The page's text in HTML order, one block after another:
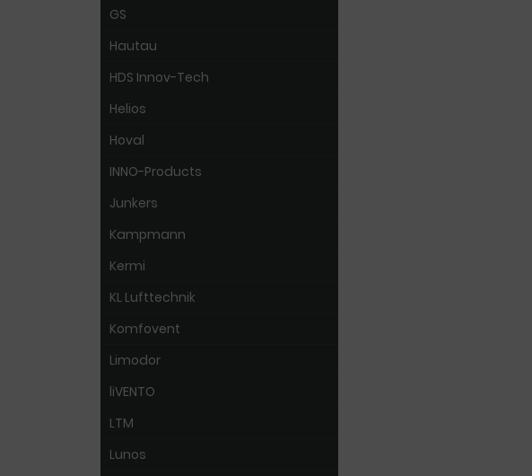
GS
Hautau
HDS Innov-Tech
Helios
Hoval
INNO-Products
Junkers
Kampmann
Kermi
KL Lufttechnik
Komfovent
Limodor
liVENTO
LTM
Lunos